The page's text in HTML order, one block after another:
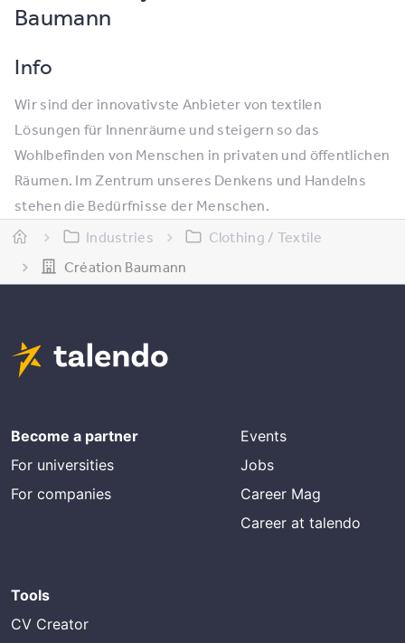
Baumann
Info
Wir sind der innovativste Anbieter von textilen
Lösungen für Innenräume und steigern so das
Wohlbefinden von Menschen in privaten und öffentlichen
Räumen. Im Zentrum unseres Denkens und Handelns
stehen die Bedürfnisse der Menschen.
Industries
Clothing / Textile
Création Baumann
Become a partner
For universities
For companies
Events
Jobs
Career Mag
Career at talendo
Tools
CV Creator